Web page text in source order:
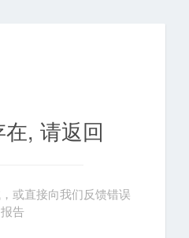
, 请返回
或直接向我们反馈错误
报告